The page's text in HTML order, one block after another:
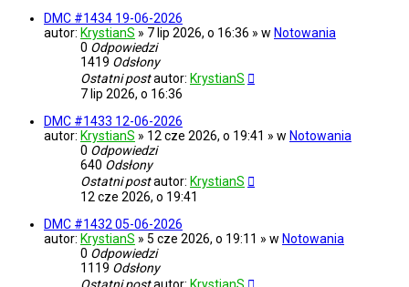
DMC #1434 19-06-2026
autor: KrystianS » 7 lip 2026, o 16:36 » w Notowania
0 Odpowiedzi
1419 Odsłony
Ostatni postautor: KrystianS
7 lip 2026, o 16:36
DMC #1433 12-06-2026
autor: KrystianS » 12 cze 2026, o 19:41 » w Notowania
0 Odpowiedzi
640 Odsłony
Ostatni postautor: KrystianS
12 cze 2026, o 19:41
DMC #1432 05-06-2026
autor: KrystianS » 5 cze 2026, o 19:11 » w Notowania
0 Odpowiedzi
1119 Odsłony